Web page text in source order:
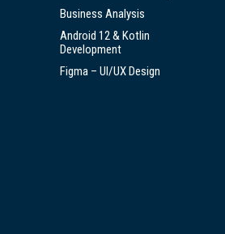
Business Analysis
Android 12 & Kotlin
Development
Figma – UI/UX Design